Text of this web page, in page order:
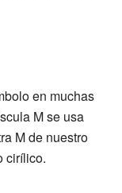
en muchas
Μ se usa
M de nuestro
cirílico.